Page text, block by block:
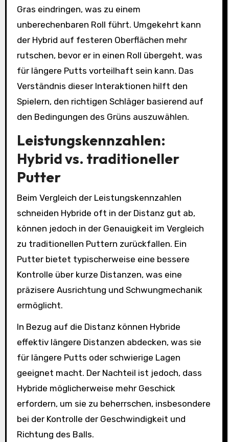
Gras eindringen, was zu einem
unberechenbaren Roll führt. Umgekehrt kann
der Hybrid auf festeren Oberflächen mehr
rutschen, bevor er in einen Roll übergeht, was
für längere Putts vorteilhaft sein kann. Das
Verständnis dieser Interaktionen hilft den
Spielern, den richtigen Schläger basierend auf
den Bedingungen des Grüns auszuwählen.
Leistungskennzahlen:
Hybrid vs. traditioneller
Putter
Beim Vergleich der Leistungskennzahlen
schneiden Hybride oft in der Distanz gut ab,
können jedoch in der Genauigkeit im Vergleich
zu traditionellen Puttern zurückfallen. Ein
Putter bietet typischerweise eine bessere
Kontrolle über kurze Distanzen, was eine
präzisere Ausrichtung und Schwungmechanik
ermöglicht.
In Bezug auf die Distanz können Hybride
effektiv längere Distanzen abdecken, was sie
für längere Putts oder schwierige Lagen
geeignet macht. Der Nachteil ist jedoch, dass
Hybride möglicherweise mehr Geschick
erfordern, um sie zu beherrschen, insbesondere
bei der Kontrolle der Geschwindigkeit und
Richtung des Balls.